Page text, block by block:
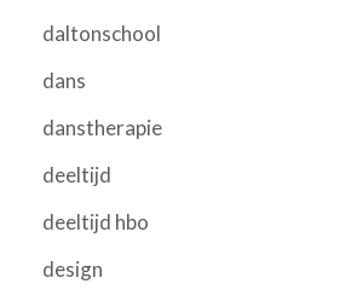
daltonschool
dans
danstherapie
deeltijd
deeltijd hbo
design